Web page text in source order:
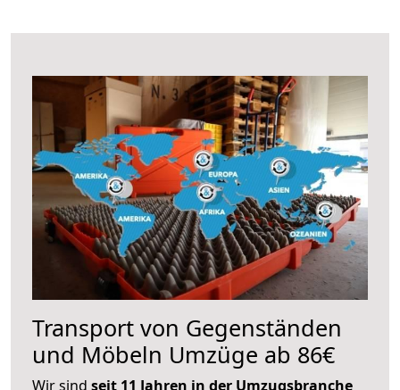
Transport von Gegenständen
und Möbeln Umzüge ab 86€
Wir sind seit 11 Jahren in der Umzugsbranche